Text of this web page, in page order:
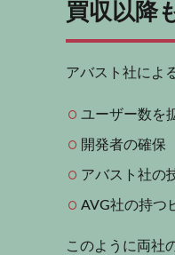
買収以降
アバスト社によ
ユーザー数を
開発者の確保
アバスト社の
AVG社の持つ
このように両社